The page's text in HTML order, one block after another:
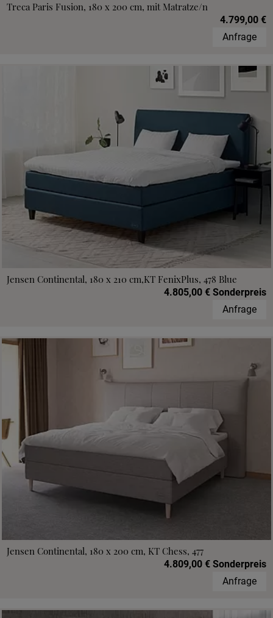
Treca Paris Fusion, 180 x 200 cm, mit Matratze/n
4.799,00 €
Anfrage
Jensen Continental, 180 x 210 cm,KT FenixPlus, 478 Blue
4.805,00 € Sonderpreis
Anfrage
Jensen Continental, 180 x 200 cm, KT Chess, 477
4.809,00 € Sonderpreis
Anfrage